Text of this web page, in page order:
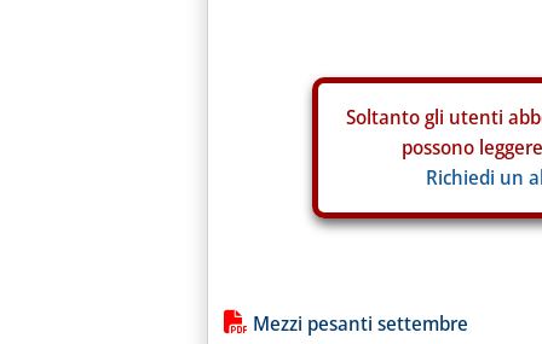
Soltanto gli utenti
possono
Richiedi un
Lista allegati PDF alla notizia
Mezzi pesanti settembre